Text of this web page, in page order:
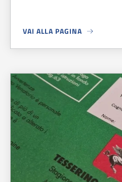
VAI ALLA PAGINA
A PROPOSITO DITRE